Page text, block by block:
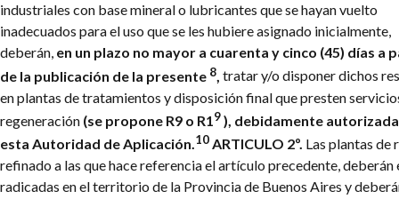
industriales con base mineral o lubricantes que se hayan vuelto
inadecuados para el uso que se les hubiere asignado inicialmente,
deberán, en un plazo no mayor a cuarenta y cinco (45) días a
de la publicación de la presente 8 tratar y/o disponer dichos
en plantas de tratamientos y disposición final que presten
regeneración (se propone R9 o R19), debidamente
esta Autoridad de Aplicación.10ARTICULO 2º. Las plantas de
refinado a las que hace referencia el artículo precedente, deberán
radicadas en el territorio de la Provincia de Buenos Aires y